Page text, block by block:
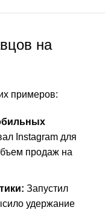
на
примеров:
Instagram для
продаж на
Запустил
удержание